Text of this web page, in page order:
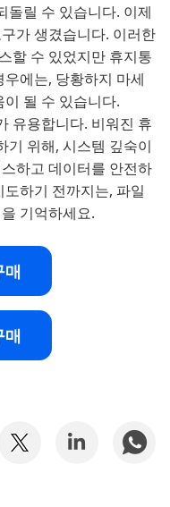
돌릴 수 있습니다. 이제
가 생겼습니다. 이러한
할 수 있었지만 휴지통
에는, 당황하지 마세
될 수 있습니다.
유용합니다. 비워진 휴
기 위해, 시스템 깊숙이
하고 데이터를 안전하
하기 전까지는, 파일
기억하세요.
매
매